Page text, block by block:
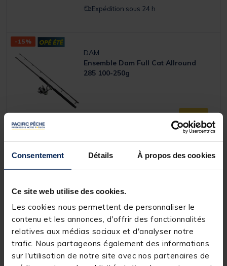
Consentement Détails À propos des cookies
Ce site web utilise des cookies.
Les cookies nous permettent de personnaliser le
contenu et les annonces, d'offrir des fonctionnalités
relatives aux médias sociaux et d'analyser notre
trafic. Nous partageons également des informations
sur l'utilisation de notre site avec nos partenaires de
Expédition sous 24 h
-15%
DAM
Ensemble Dam Full Cat Allround
285 100-250g
Price reduced from
99,99 €to
Ajouter
Expédition sous 24 h
-50% DESTOCKAGE
Ensemble Mitchell Catch Pro
Catfish 2m70 100-300g
[object Object] out of 5 Customer Rating
(1)
Price reduced from
59,99 €to
29, 99 € Ajouter